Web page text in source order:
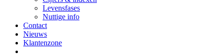
Levensfases
Nuttige info
Contact
Nieuws
Klantenzone